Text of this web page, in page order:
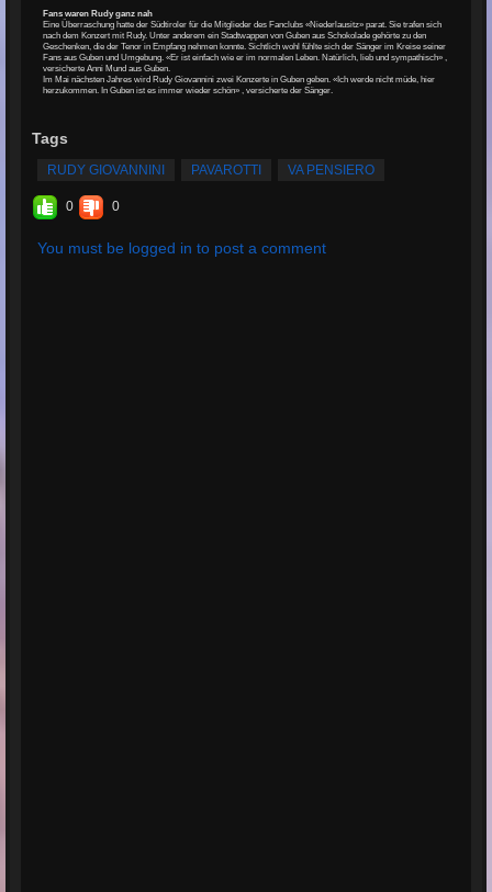
Fans waren Rudy ganz nah
Eine Überraschung hatte der Südtiroler für die Mitglieder des Fanclubs «Niederlausitz» parat. Sie trafen sich
nach dem Konzert mit Rudy. Unter anderem ein Stadtwappen von Guben aus Schokolade gehörte zu den
Geschenken, die der Tenor in Empfang nehmen konnte. Sichtlich wohl fühlte sich der Sänger im Kreise seiner
Fans aus Guben und Umgebung. «Er ist einfach wie er im normalen Leben. Natürlich, lieb und sympathisch» ,
versicherte Anni Mund aus Guben.
Im Mai nächsten Jahres wird Rudy Giovannini zwei Konzerte in Guben geben. «Ich werde nicht müde, hier
herzukommen. In Guben ist es immer wieder schön» , versicherte der Sänger.
Tags
RUDY GIOVANNINI PAVAROTTI VA PENSIERO
0 0
You must be logged in to post a comment